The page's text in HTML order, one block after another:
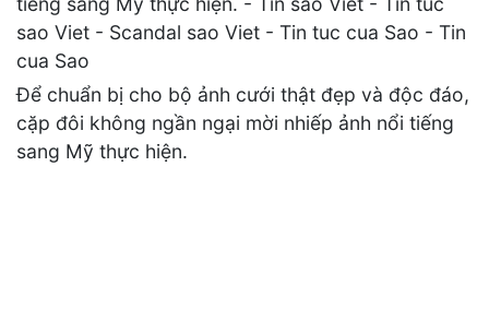
Để chuẩn bị cho bộ ảnh cưới thật đẹp và độc đáo,
cặp đôi không ngần ngại mời nhiếp ảnh nổi tiếng
sang Mỹ thực hiện.